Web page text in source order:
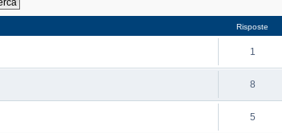
Risposte
1
8
5